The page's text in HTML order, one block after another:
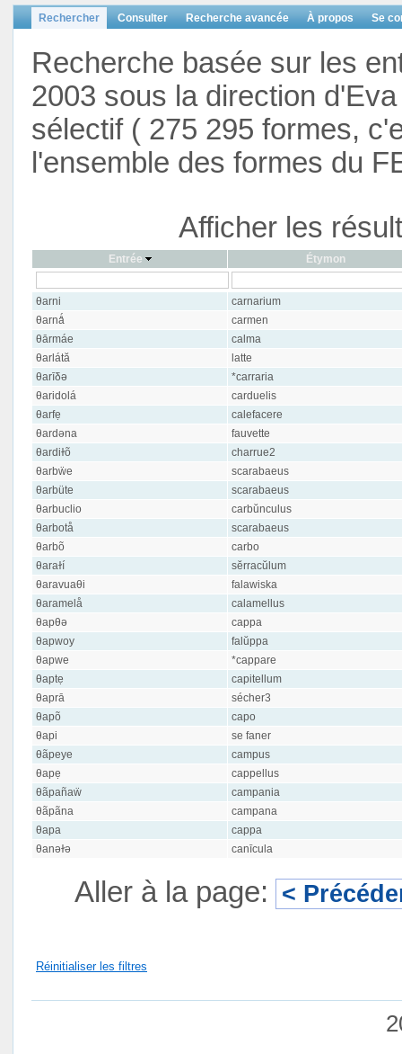
Rechercher Consulter Recherche avancée À propos Se
Recherche basée sur les
2003 sous la direction
sélectif ( 275 295 formes,
l'ensemble des formes du
Afficher les
Entrée Étymon
θarni
carnarium
θarnǻ
carmen
θārmáe
calma
θarlátă
latte
θarīδə
*carraria
θaridolá
carduelis
θarfẹ
calefacere
θardəna
fauvette
θardiɫõ
charrue2
θarbẅe
scarabaeus
θarbüte
scarabaeus
θarbuclio
carbŭnculus
θarbotå
scarabaeus
θarbõ
carbo
θaraɫí
sĕrracŭlum
θaravuaθi
falawiska
θaramelå
calamellus
θapθə
cappa
θapwoy
falŭppa
θapwe
*cappare
θaptẹ
capitellum
θaprā
sécher3
θapõ
capo
θapi
se faner
θãpeye
campus
θapẹ
cappellus
θãpañaẅ
campania
θãpãna
campana
θapa
cappa
θanəɫə
canīcula
Aller à la page: <
Réinitialiser les filtres